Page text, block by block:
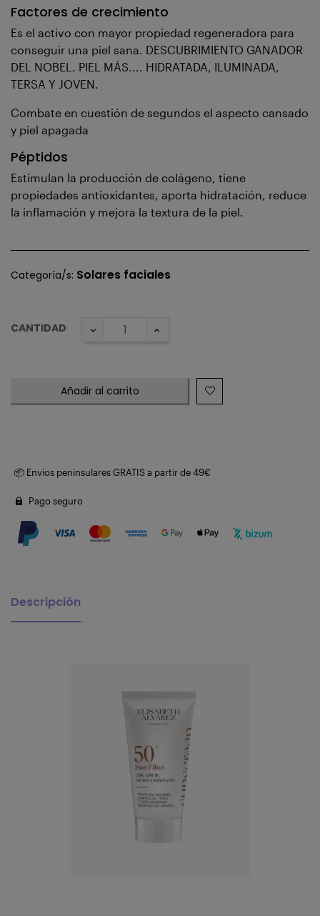
Factores de crecimiento
Es el activo con mayor propiedad regeneradora para
conseguir una piel sana. DESCUBRIMIENTO GANADOR
DEL NOBEL. PIEL MÁS.... HIDRATADA, ILUMINADA,
TERSA Y JOVEN.
Combate en cuestión de segundos el aspecto cansado
y piel apagada
Péptidos
Estimulan la producción de colágeno, tiene
propiedades antioxidantes, aporta hidratación, reduce
la inflamación y mejora la textura de la piel.
Categoría/s: Solares faciales
CANTIDAD
Añadir al carrito
📦 Envíos peninsulares GRATIS a partir de 49€
Pago seguro
Descripción